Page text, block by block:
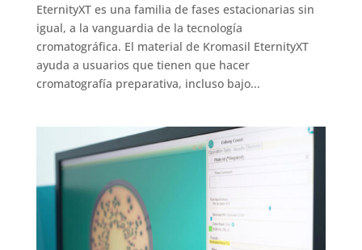
EternityXT es una familia de fases estacionarias sin
igual, a la vanguardia de la tecnología
cromatográfica. El material de Kromasil EternityXT
ayuda a usuarios que tienen que hacer
cromatografía preparativa, incluso bajo...